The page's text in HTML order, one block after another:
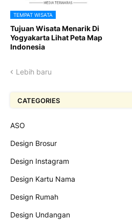
TEMPAT WISATA
Tujuan Wisata Menarik Di
Yogyakarta Lihat Peta Map
Indonesia
Lebih baru
CATEGORIES
ASO
Design Brosur
Design Instagram
Design Kartu Nama
Design Rumah
Design Undangan